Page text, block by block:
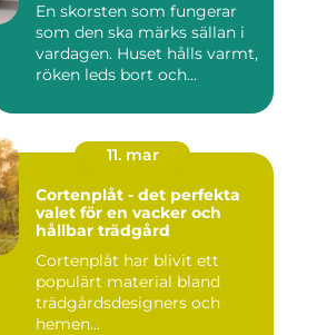
En skorsten som fungerar
som den ska märks sällan i
vardagen. Huset hålls varmt,
röken leds bort och...
11. mar
Cortenplåt - det perfekta
valet för en vacker och
hållbar trädgård
Cortenplåt har blivit ett
populärt material bland
trädgårdsdesigners och
hemen...